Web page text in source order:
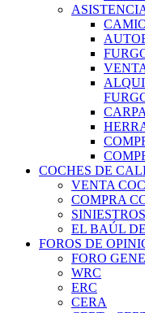
COCHES DE
VENTA
COMPRA
EL BAÚL
FOROS DE
FORO
WRC
ERC
CERA